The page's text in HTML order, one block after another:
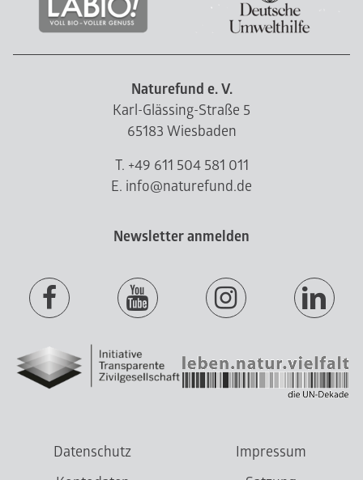
Naturefund e. V.
Karl-Glässing-Straße 5
65183 Wiesbaden
T. +49 611 504 581 011
E. info@naturefund.de
Newsletter anmelden
Datenschutz
Impressum